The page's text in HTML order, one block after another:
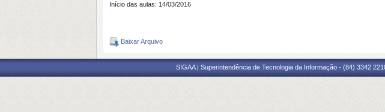
Início das aulas: 14/03/2016
Baixar Arquivo
SIGAA | Superintendência de Tecnologia da Informação - (84) 3342